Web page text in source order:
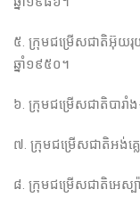
៥. ក្រុម​ជម្រើស​ជាតិ​អ៊ុយរុ
ឆ្នាំ១៩៥០។
៦. ក្រុម​ជម្រើស​ជាតិ​បារាំ
៧. ក្រុម​ជម្រើស​ជាតិ​អង់គ្
៨. ក្រុម​ជម្រើស​ជាតិ​អេស្